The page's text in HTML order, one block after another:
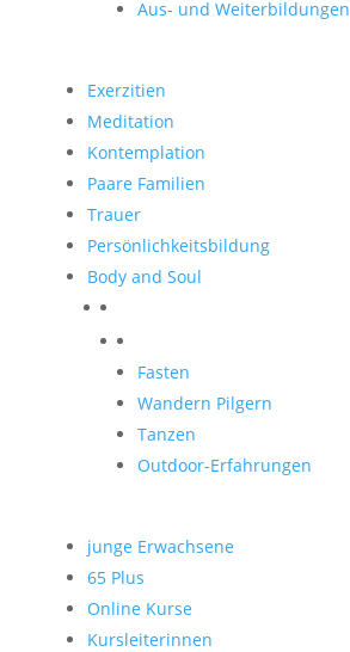
Aus- und Weiterbildungen
Exerzitien
Meditation
Kontemplation
Paare Familien
Trauer
Persönlichkeitsbildung
Body and Soul
Fasten
Wandern Pilgern
Tanzen
Outdoor-Erfahrungen
junge Erwachsene
65 Plus
Online Kurse
Kursleiterinnen